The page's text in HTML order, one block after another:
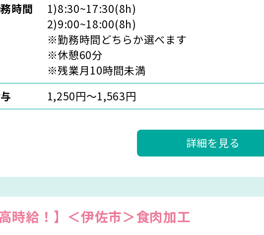
時間
1)8:30~17:30(8h)
2)9:00~18:00(8h)
※勤務時間どちらか選べます
※休憩60分
※残業月10時間未満
1,250円～1,563円
詳細を見る
高時給！】＜伊佐市＞食肉加工